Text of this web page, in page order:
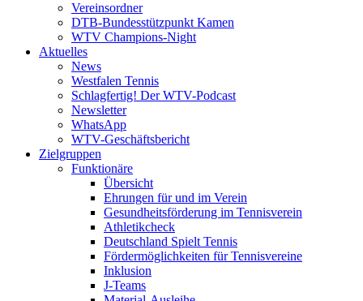
Vereinsordner
DTB-Bundesstützpunkt Kamen
WTV Champions-Night
Aktuelles
News
Westfalen Tennis
Schlagfertig! Der WTV-Podcast
Newsletter
WhatsApp
WTV-Geschäftsbericht
Zielgruppen
Funktionäre
Übersicht
Ehrungen für und im Verein
Gesundheitsförderung im Tennisverein
Athletikcheck
Deutschland Spielt Tennis
Fördermöglichkeiten für Tennisvereine
Inklusion
J-Teams